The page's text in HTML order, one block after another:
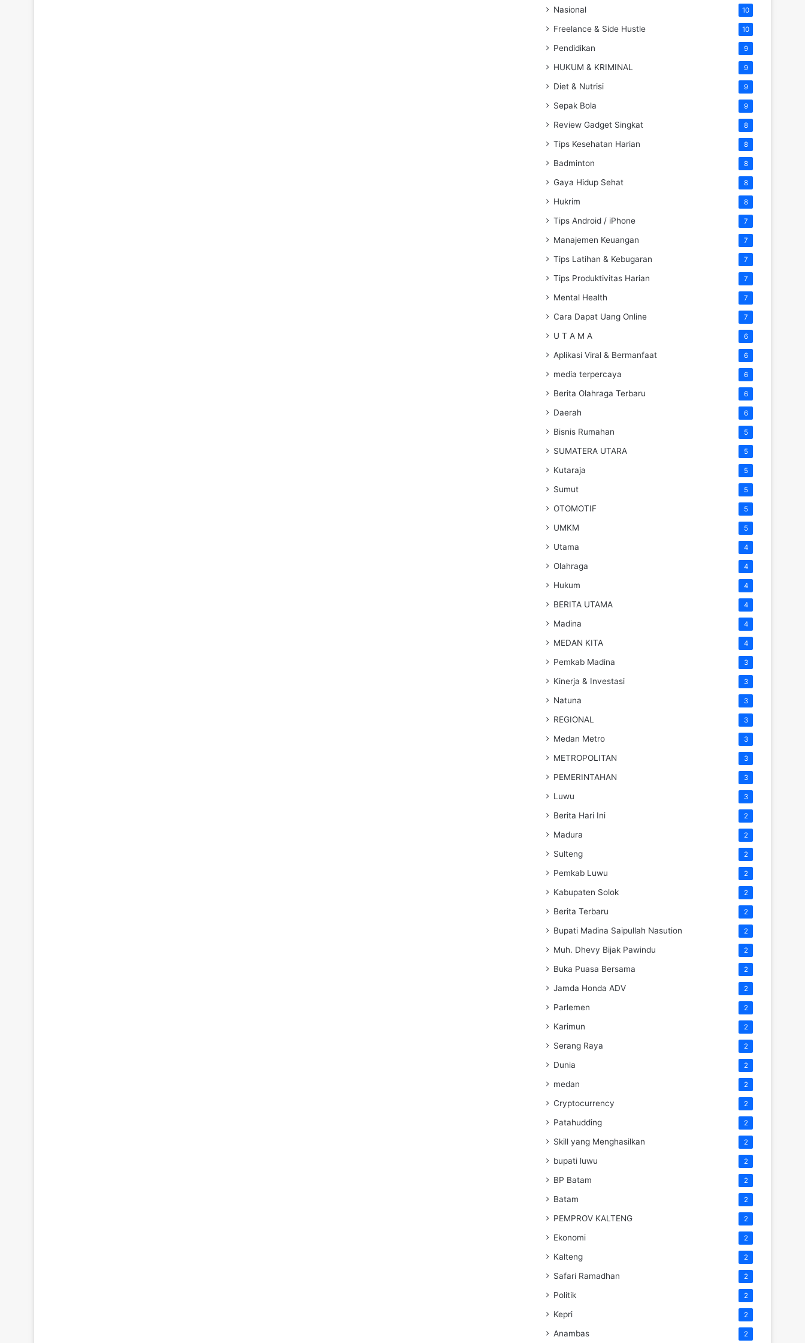
Nasional 10
Freelance & Side Hustle 10
Pendidikan 9
HUKUM & KRIMINAL 9
Diet & Nutrisi 9
Sepak Bola 9
Review Gadget Singkat 8
Tips Kesehatan Harian 8
Badminton 8
Gaya Hidup Sehat 8
Hukrim 8
Tips Android / iPhone 7
Manajemen Keuangan 7
Tips Latihan & Kebugaran 7
Tips Produktivitas Harian 7
Mental Health 7
Cara Dapat Uang Online 7
U T A M A 6
Aplikasi Viral & Bermanfaat 6
media terpercaya 6
Berita Olahraga Terbaru 6
Daerah 6
Bisnis Rumahan 5
SUMATERA UTARA 5
Kutaraja 5
Sumut 5
OTOMOTIF 5
UMKM 5
Utama 4
Olahraga 4
Hukum 4
BERITA UTAMA 4
Madina 4
MEDAN KITA 4
Pemkab Madina 3
Kinerja & Investasi 3
Natuna 3
REGIONAL 3
Medan Metro 3
METROPOLITAN 3
PEMERINTAHAN 3
Luwu 3
Berita Hari Ini 2
Madura 2
Sulteng 2
Pemkab Luwu 2
Kabupaten Solok 2
Berita Terbaru 2
Bupati Madina Saipullah Nasution 2
Muh. Dhevy Bijak Pawindu 2
Buka Puasa Bersama 2
Jamda Honda ADV 2
Parlemen 2
Karimun 2
Serang Raya 2
Dunia 2
medan 2
Cryptocurrency 2
Patahudding 2
Skill yang Menghasilkan 2
bupati luwu 2
BP Batam 2
Batam 2
PEMPROV KALTENG 2
Ekonomi 2
Kalteng 2
Safari Ramadhan 2
Politik 2
Kepri 2
Anambas 2